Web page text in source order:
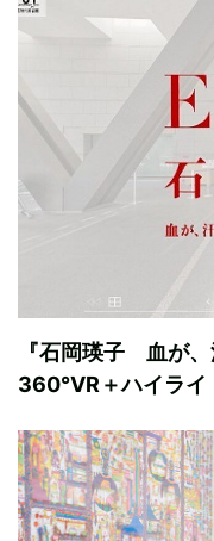
『石岡瑛子 血が、
360°VR＋ハイライ